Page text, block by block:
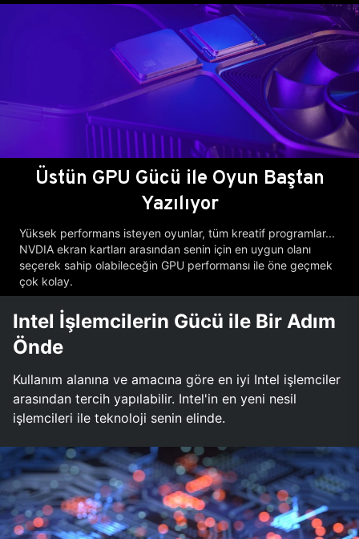
Üstün GPU Gücü ile Oyun Baştan
Yazılıyor
Yüksek performans isteyen oyunlar, tüm kreatif programlar...
NVDIA ekran kartları arasından senin için en uygun olanı
seçerek sahip olabileceğin GPU performansı ile öne geçmek
çok kolay.
Intel İşlemcilerin Gücü ile Bir Adım
Önde
Kullanım alanına ve amacına göre en iyi Intel işlemciler
arasından tercih yapılabilir. Intel'in en yeni nesil
işlemcileri ile teknoloji senin elinde.